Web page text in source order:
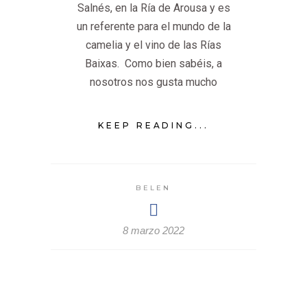
Salnés, en la Ría de Arousa y es
un referente para el mundo de la
camelia y el vino de las Rías
Baixas. Como bien sabéis, a
nosotros nos gusta mucho
KEEP READING...
BELEN
8 marzo 2022